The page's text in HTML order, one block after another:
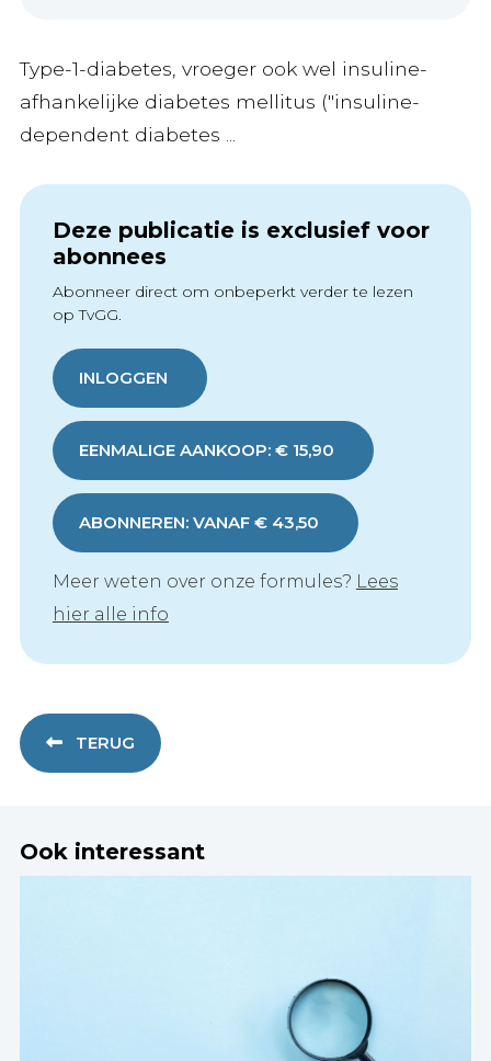
Type-1-diabetes, vroeger ook wel insuline-
afhankelijke diabetes mellitus ("insuline-
dependent diabetes ...
Deze publicatie is exclusief voor
abonnees
Abonneer direct om onbeperkt verder te lezen
op TvGG.
INLOGGEN
EENMALIGE AANKOOP: € 15,90
ABONNEREN: VANAF € 43,50
Meer weten over onze formules? Lees
hier alle info
TERUG
Ook interessant